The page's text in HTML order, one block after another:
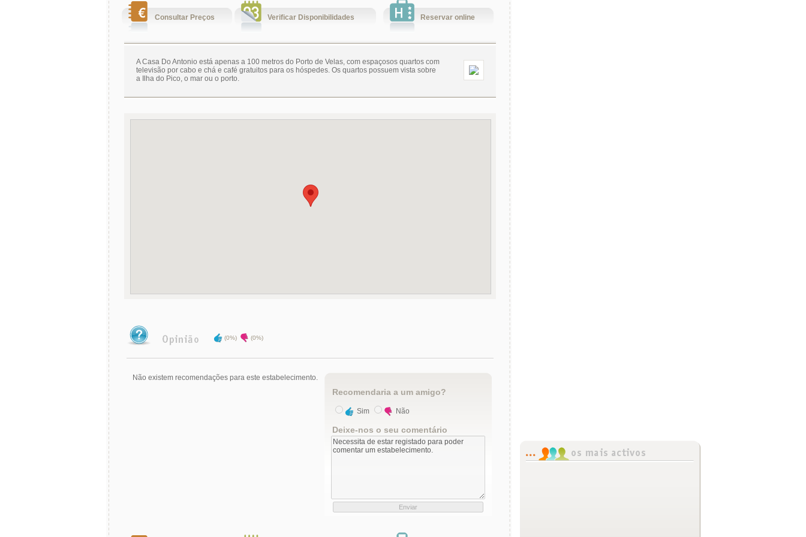
Consultar Preços Verificar Disponibilidades Reservar online
A Casa Do Antonio está apenas a 100 metros do Porto de Velas, com espaçosos quartos com
televisão por cabo e chá e café gratuitos para os hóspedes. Os quartos possuem vista sobre
a Ilha do Pico, o mar ou o porto.
(0%) (0%)
Não existem recomendações para este estabelecimento.
Recomendaria a um amigo?
Sim Não
Deixe-nos o seu comentário